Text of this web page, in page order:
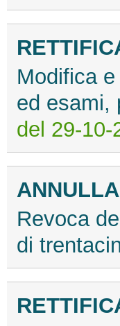
Modifica
ed esami,
del 29-10-
Revoca
di